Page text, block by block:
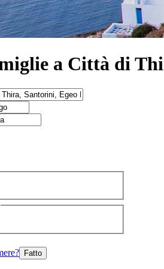
a Città di
Fatto